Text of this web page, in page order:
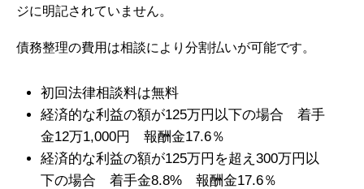
ジに明記されていません。
債務整理の費用は相談により分割払いが可能です。
初回法律相談料は無料
経済的な利益の額が125万円以下の場合 着手
金12万1,000円 報酬金17.6％
経済的な利益の額が125万円を超え300万円以
下の場合 着手金8.8% 報酬金17.6％